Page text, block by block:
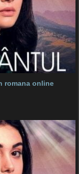
romana online